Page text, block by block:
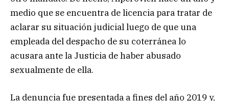
medio que se encuentra de licencia para tratar de
aclarar su situación judicial luego de que una
empleada del despacho de su coterránea lo
acusara ante la Justicia de haber abusado
sexualmente de ella.
La denuncia fue presentada a fines del año 2019 y,